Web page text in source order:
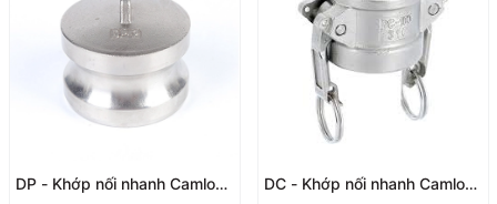
DP - Khớp nối nhanh Camlock
DC - Khớp nối nhanh Camlock